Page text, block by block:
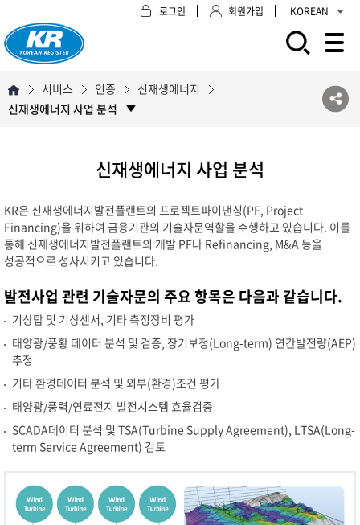
로그인 회원가입 KOREAN
서비스 인증
신재생에너지
신재생에너지 사업 분석
신재생에너지 사업 분석
KR은 신재생에너지발전플랜트의 프로젝트파이낸싱(PF, Project
Financing)을 위하여 금융기관의 기술자문역할을 수행하고 있습니다. 이를
통해 신재생에너지발전플랜트의 개발 PF나 Refinancing, M&A 등을
성공적으로 성사시키고 있습니다.
발전사업 관련 기술자문의 주요 항목은 다음과 같습니다.
기상탑 및 기상센서, 기타 측정장비 평가
태양광/풍황 데이터 분석 및 검증, 장기보정(Long-term) 연간발전량(AEP)
추정
기타 환경데이터 분석 및 외부(환경)조건 평가
태양광/풍력/연료전지 발전시스템 효율검증
SCADA데이터 분석 및 TSA(Turbine Supply Agreement), LTSA(Long-
term Service Agreement) 검토